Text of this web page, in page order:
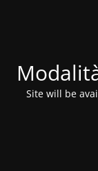
Site will be